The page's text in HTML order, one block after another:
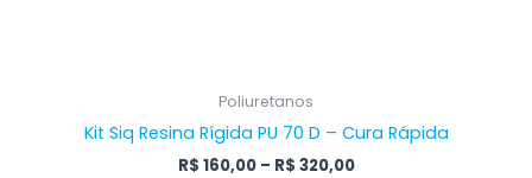
Poliuretanos
Kit Siq Resina Rígida PU 70 D – Cura Rápida
R$ 160,00 – R$ 320,00